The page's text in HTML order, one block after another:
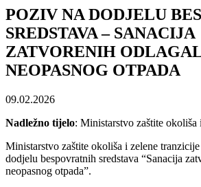
POZIV NA DODJELU
SREDSTAVA – SANACIJA
ZATVORENIH
NEOPASNOG OTPADA
09.02.2026
Nadležno tijelo: Ministarstvo zaštite okoliša
Ministarstvo zaštite okoliša i zelene
dodjelu bespovratnih sredstava “Sanacija
neopasnog otpada”.